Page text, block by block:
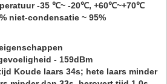
-35 ℃~ -20℃, +60℃~+70℃
niet-condensatie ~ 95%
- 159dBm
Koude laars 34s; hete laars minder